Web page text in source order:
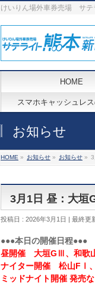
けいりん場外車券売場 サテ
HOME
スマホキャッシュレ
お知らせ
HOME » お知らせ » お知らせ »
3月1日 昼：大
投稿日 : 2026年3月1日 最終更
●●●本日の開催日程●●●
昼開催 大垣GⅢ、和歌
ナイター開催 松山FⅠ
ミッドナイト開催 発売